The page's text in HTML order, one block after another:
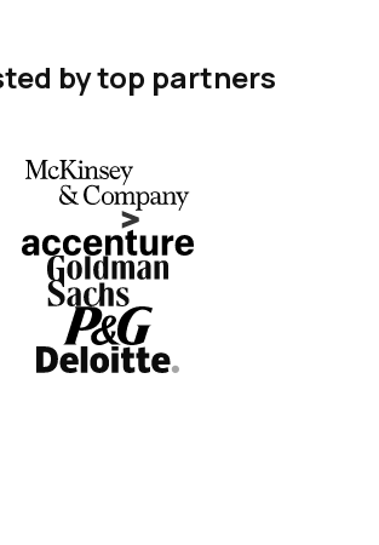
by top partners